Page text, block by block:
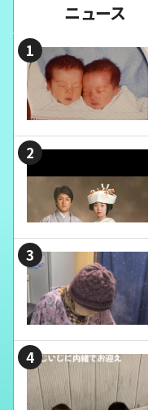
ニュース